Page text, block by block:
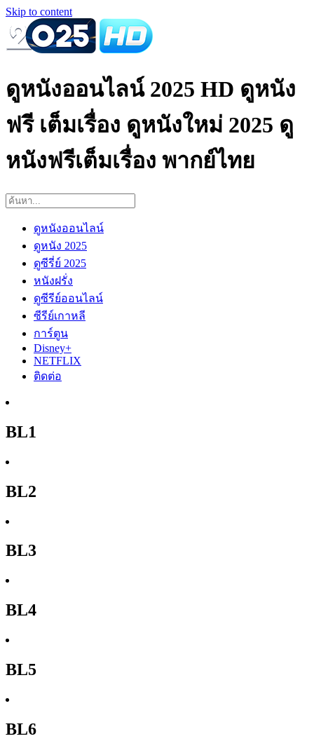
Skip to content
ดูหนังออนไลน์ 2025 HD ดูหนัง
ฟรี เต็มเรื่อง ดูหนังใหม่ 2025 ดู
หนังฟรีเต็มเรื่อง พากย์ไทย
ดูหนังออนไลน์
ดูหนัง 2025
ดูซีรี่ย์ 2025
หนังฝรั่ง
ดูซีรีย์ออนไลน์
ซีรีย์เกาหลี
การ์ตูน
Disney+
NETFLIX
ติดต่อ
BL1
BL2
BL3
BL4
BL5
BL6